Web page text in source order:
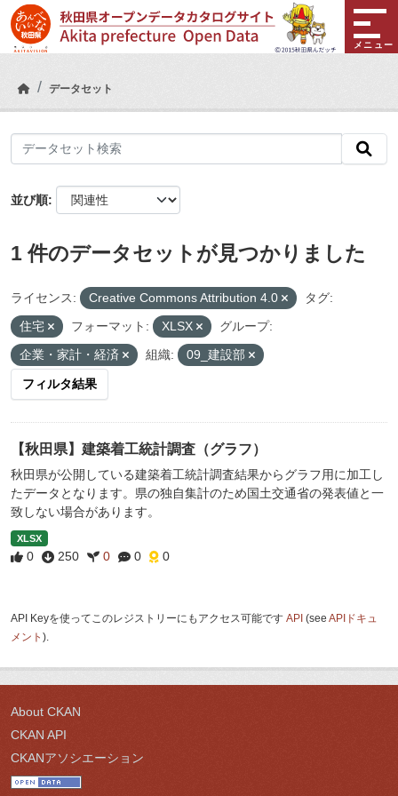
Skip to main content
メニュー
データセット
並び順
1 件のデータセットが見つかりました
ライセンス: Creative Commons Attribution 4.0
タグ:
住宅
フォーマット: XLSX
グループ:
企業・家計・経済
組織: 09_建設部
フィルタ結果
【秋田県】建築着工統計調査（グラフ）
秋田県が公開している建築着工統計調査結果からグラフ用に加工し
たデータとなります。県の独自集計のため国土交通省の発表値と一
致しない場合があります。
XLSX
0 250 0 0 0
API Keyを使ってこのレジストリーにもアクセス可能です API (see APIドキュ
メント ).
About CKAN
CKAN API
CKANアソシエーション